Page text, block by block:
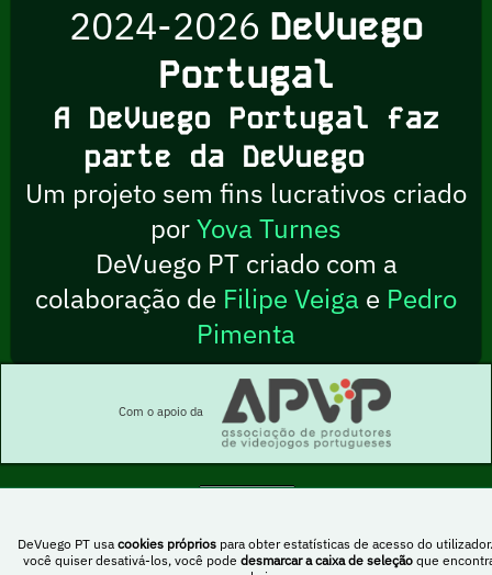
DeVuego PT usa cookies próprios para obter estatísticas de acesso do
você quiser desativá-los, você pode desmarcar a caixa de seleção que
2024-2026 DeVuego
Portugal
A DeVuego Portugal faz
parte da DeVuego
Um projeto sem fins lucrativos criado
porYova Turnes
DeVuego PT criado com a
colaboração de Filipe Veiga e Pedro
Pimenta
Com o apoio da
PartilhaIgual 4.0 Internacional